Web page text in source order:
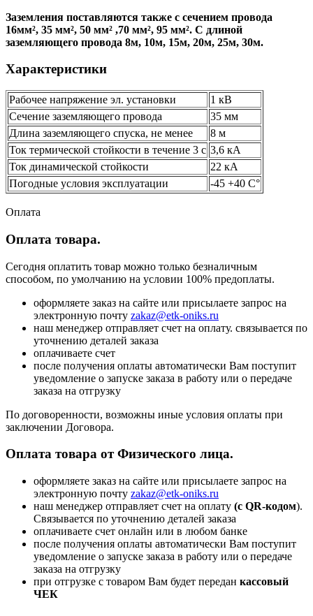
Заземления поставляются также с сечением провода
16мм², 35 мм², 50 мм² ,70 мм², 95 мм². С длиной
заземляющего провода 8м, 10м, 15м, 20м, 25м, 30м.
Характеристики
Рабочее напряжение эл. установки
1 кВ
Сечение заземляющего провода
35 мм
Длина заземляющего спуска, не менее
8 м
Ток термической стойкости в течение 3 с 3,6 кА
Ток динамической стойкости
22 кА
Погодные условия эксплуатации
-45 +40 С°
Оплата
Оплата товара.
Сегодня оплатить товар можно только безналичным
способом, по умолчанию на условии 100% предоплаты.
оформляете заказ на сайте или присылаете запрос на
электронную почту zakaz@etk-oniks.ru
наш менеджер отправляет счет на оплату. связывается по
уточнению деталей заказа
оплачиваете счет
после получения оплаты автоматически Вам поступит
уведомление о запуске заказа в работу или о передаче
заказа на отгрузку
По договоренности, возможны иные условия оплаты при
заключении Договора.
Оплата товара от Физического лица.
оформляете заказ на сайте или присылаете запрос на
электронную почту zakaz@etk-oniks.ru
наш менеджер отправляет счет на оплату (с QR-кодом).
Связывается по уточнению деталей заказа
оплачиваете счет онлайн или в любом банке
после получения оплаты автоматически Вам поступит
уведомление о запуске заказа в работу или о передаче
заказа на отгрузку
при отгрузке с товаром Вам будет передан кассовый
ЧЕК